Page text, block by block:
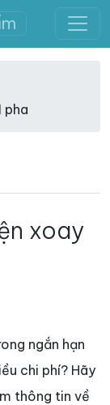
pha
xoay
ngắn hạn
chi phí? Hãy
thông tin về